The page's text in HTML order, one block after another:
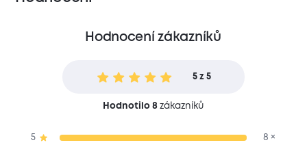
Hodnocení zákazníků
5 z 5
Hodnotilo 8 zákazníků
5 8 ×